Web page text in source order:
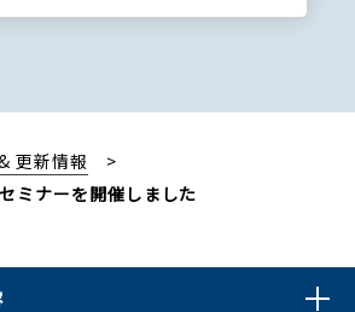
更新情報
ミナーを開催しました